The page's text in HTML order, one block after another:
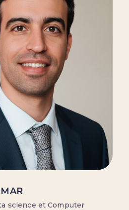
science et Computer